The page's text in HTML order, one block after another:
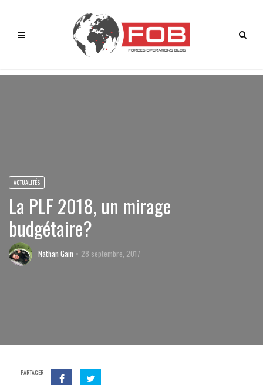
ACTUALITÉS
La PLF 2018, un mirage
budgétaire?
Nathan Gain 28 septembre, 2017
PARTAGER